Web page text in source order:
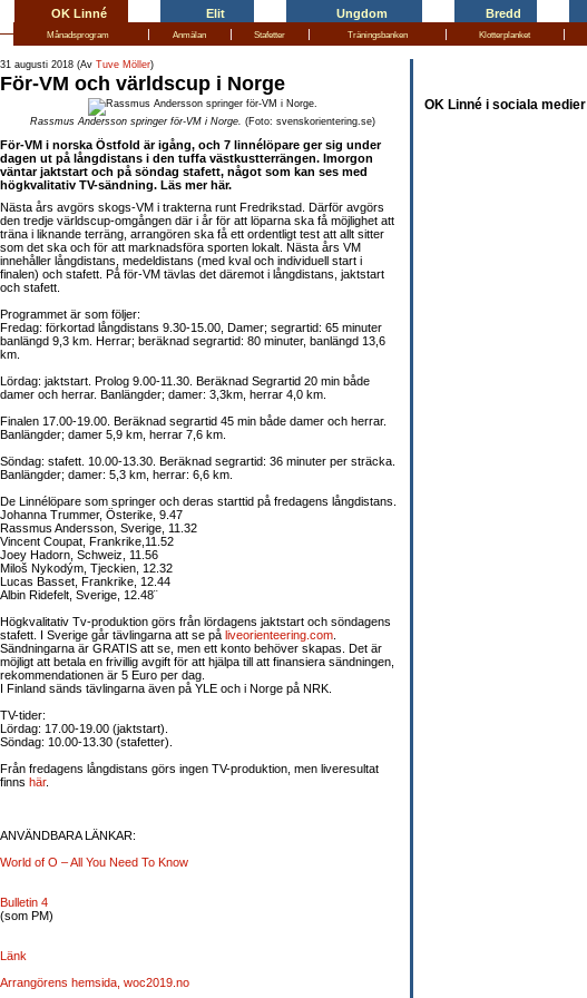
OK Linné Elit Ungdom Bredd
Månadsprogram | Anmälan | Stafetter | Träningsbanken | Klotterplanket |
31 augusti 2018 (Av Tuve Möller)
För-VM och världscup i Norge
Rassmus Andersson springer för-VM i Norge. (Foto: svenskorientering.se)
För-VM i norska Östfold är igång, och 7 linnélöpare ger sig under
dagen ut på långdistans i den tuffa västkustterrängen. Imorgon
väntar jaktstart och på söndag stafett, något som kan ses med
högkvalitativ TV-sändning. Läs mer här.
Nästa års avgörs skogs-VM i trakterna runt Fredrikstad. Därför avgörs
den tredje världscup-omgången där i år för att löparna ska få möjlighet att
träna i liknande terräng, arrangören ska få ett ordentligt test att allt sitter
som det ska och för att marknadsföra sporten lokalt. Nästa års VM
innehåller långdistans, medeldistans (med kval och individuell start i
finalen) och stafett. På för-VM tävlas det däremot i långdistans, jaktstart
och stafett.
Programmet är som följer:
Fredag: förkortad långdistans 9.30-15.00, Damer; segrartid: 65 minuter
banlängd 9,3 km. Herrar; beräknad segrartid: 80 minuter, banlängd 13,6
km.
Lördag: jaktstart. Prolog 9.00-11.30. Beräknad Segrartid 20 min både
damer och herrar. Banlängder; damer: 3,3km, herrar 4,0 km.
Finalen 17.00-19.00. Beräknad segrartid 45 min både damer och herrar.
Banlängder; damer 5,9 km, herrar 7,6 km.
Söndag: stafett. 10.00-13.30. Beräknad segrartid: 36 minuter per sträcka.
Banlängder; damer: 5,3 km, herrar: 6,6 km.
De Linnélöpare som springer och deras starttid på fredagens långdistans.
Johanna Trummer, Österike, 9.47
Rassmus Andersson, Sverige, 11.32
Vincent Coupat, Frankrike,11.52
Joey Hadorn, Schweiz, 11.56
Miloš Nykodým, Tjeckien, 12.32
Lucas Basset, Frankrike, 12.44
Albin Ridefelt, Sverige, 12.48¨
Högkvalitativ Tv-produktion görs från lördagens jaktstart och söndagens
stafett. I Sverige går tävlingarna att se på liveorienteering.com
Sändningarna är GRATIS att se, men ett konto behöver skapas. Det är
möjligt att betala en frivillig avgift för att hjälpa till att finansiera sändningen,
rekommendationen är 5 Euro per dag.
I Finland sänds tävlingarna även på YLE och i Norge på NRK.
TV-tider:
Lördag: 17.00-19.00 (jaktstart).
Söndag: 10.00-13.30 (stafetter).
Från fredagens långdistans görs ingen TV-produktion, men liveresultat
finns här.
ANVÄNDBARA LÄNKAR:
World of O – All You Need To Know
Bulletin 4
(som PM)
Länk
Arrangörens hemsida, woc2019.no
OK Linné i sociala medier